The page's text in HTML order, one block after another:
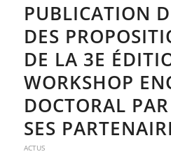
PUBLICATION
DES
DE LA 3E
WORKSHOP
DOCTORAL
SES
ACTUS